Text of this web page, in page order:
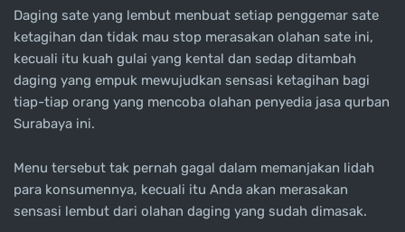
Daging sate yang lembut menbuat setiap penggemar sate
ketagihan dan tidak mau stop merasakan olahan sate ini,
kecuali itu kuah gulai yang kental dan sedap ditambah
daging yang empuk mewujudkan sensasi ketagihan bagi
tiap-tiap orang yang mencoba olahan penyedia jasa qurban
Surabaya ini.
Menu tersebut tak pernah gagal dalam memanjakan lidah
para konsumennya, kecuali itu Anda akan merasakan
sensasi lembut dari olahan daging yang sudah dimasak.